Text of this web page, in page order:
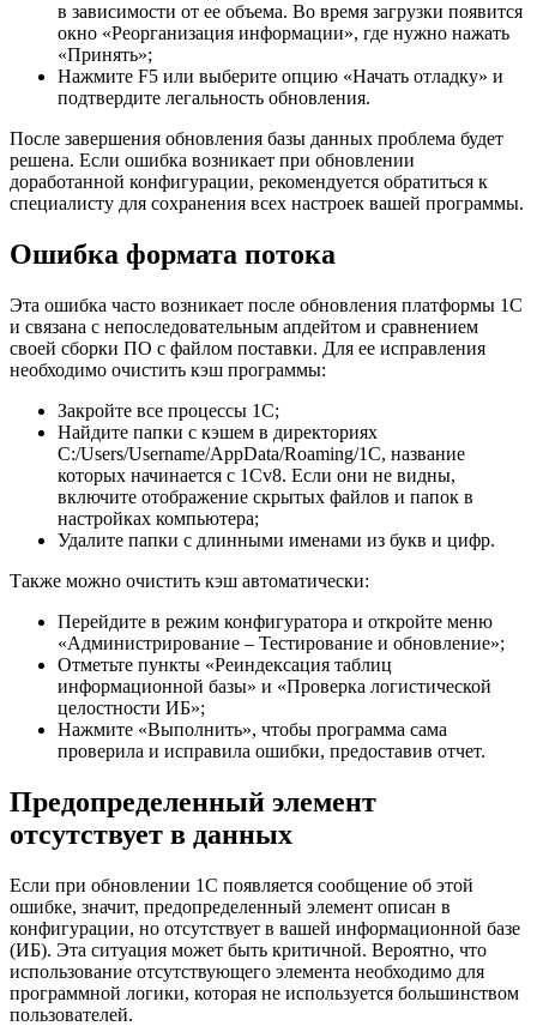
в зависимости от ее объема. Во время загрузки появится
окно «Реорганизация информации», где нужно нажать
«Принять»;
Нажмите F5 или выберите опцию «Начать отладку» и
подтвердите легальность обновления.
После завершения обновления базы данных проблема будет
решена. Если ошибка возникает при обновлении
доработанной конфигурации, рекомендуется обратиться к
специалисту для сохранения всех настроек вашей программы.
Ошибка формата потока
Эта ошибка часто возникает после обновления платформы 1С
и связана с непоследовательным апдейтом и сравнением
своей сборки ПО с файлом поставки. Для ее исправления
необходимо очистить кэш программы:
Закройте все процессы 1С;
Найдите папки с кэшем в директориях
C:/Users/Username/AppData/Roaming/1C, название
которых начинается с 1Cv8. Если они не видны,
включите отображение скрытых файлов и папок в
настройках компьютера;
Удалите папки с длинными именами из букв и цифр.
Также можно очистить кэш автоматически:
Перейдите в режим конфигуратора и откройте меню
«Администрирование – Тестирование и обновление»;
Отметьте пункты «Реиндексация таблиц
информационной базы» и «Проверка логистической
целостности ИБ»;
Нажмите «Выполнить», чтобы программа сама
проверила и исправила ошибки, предоставив отчет.
Предопределенный элемент
отсутствует в данных
Если при обновлении 1С появляется сообщение об этой
ошибке, значит, предопределенный элемент описан в
конфигурации, но отсутствует в вашей информационной базе
(ИБ). Эта ситуация может быть критичной. Вероятно, что
использование отсутствующего элемента необходимо для
программной логики, которая не используется большинством
пользователей.